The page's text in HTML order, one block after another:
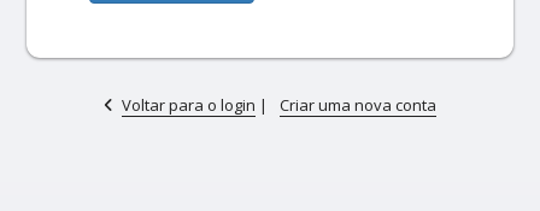
Voltar para o login | Criar uma nova conta